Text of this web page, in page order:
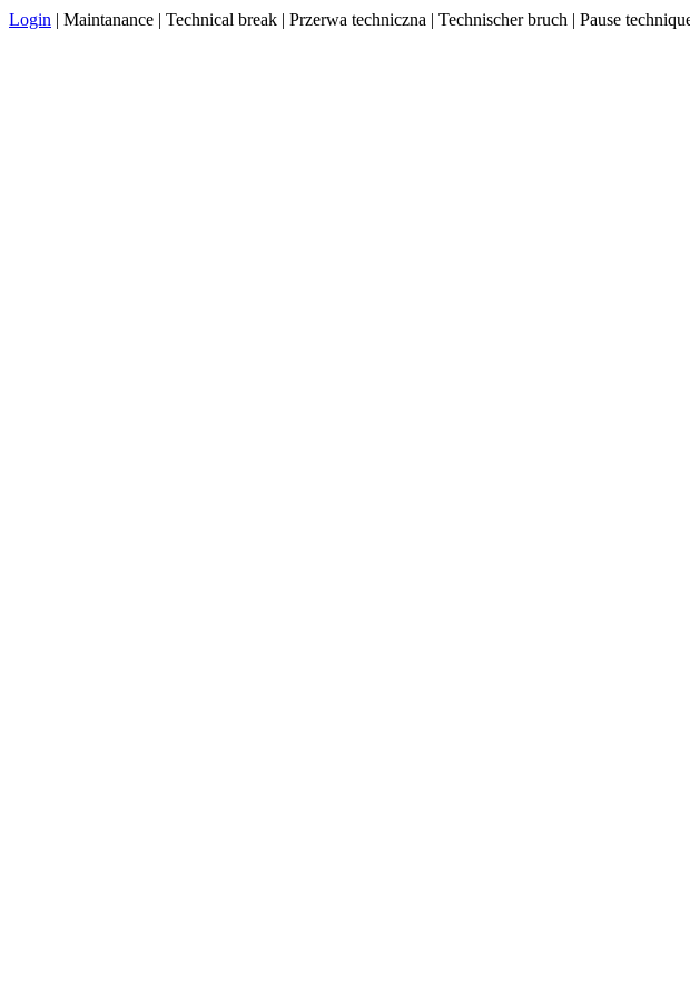
Login | Maintanance | Technical break | Przerwa techniczna | Technischer bruch | Pause